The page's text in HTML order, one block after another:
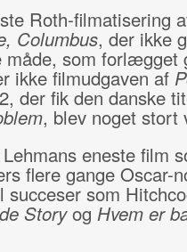
Roth-filmatisering
Columbus, der ikke
måde, som forlægget
ikke filmudgaven af
der fik den danske
, blev noget
eneste film
flere gange Oscar-
som
Storyog Hvem er